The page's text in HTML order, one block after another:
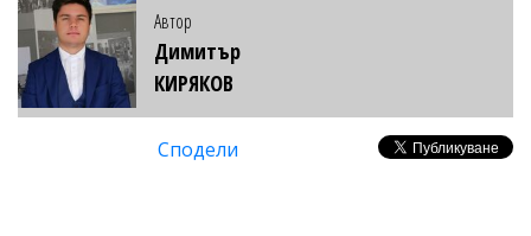
Автор
Димитър
КИРЯКОВ
Сподели